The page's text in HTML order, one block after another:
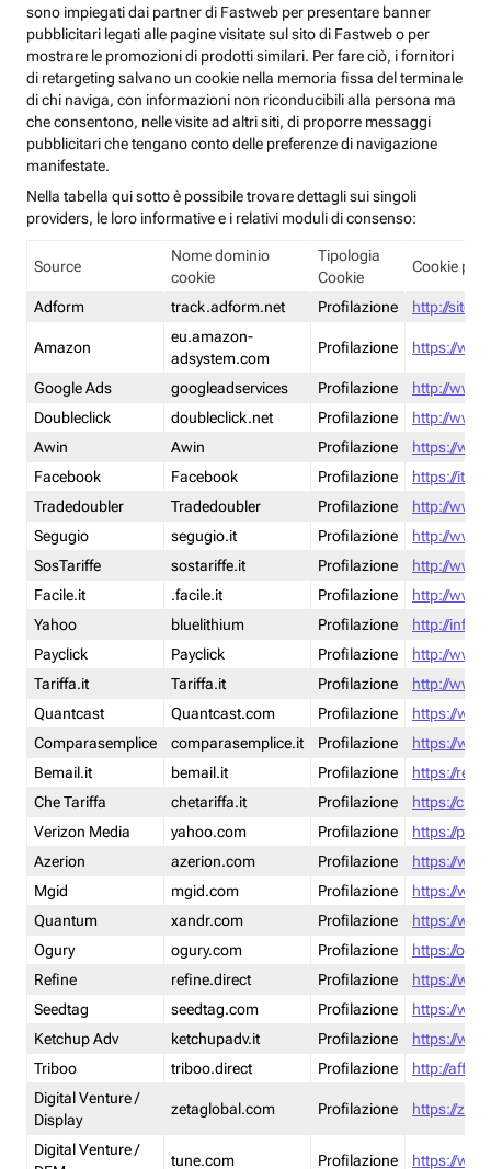
sono impiegati dai partner di Fastweb per presentare banner
pubblicitari legati alle pagine visitate sul sito di Fastweb o per
mostrare le promozioni di prodotti similari. Per fare ciò, i fornitori
di retargeting salvano un cookie nella memoria fissa del terminale
di chi naviga, con informazioni non riconducibili alla persona ma
che consentono, nelle visite ad altri siti, di proporre messaggi
pubblicitari che tengano conto delle preferenze di navigazione
manifestate.
Nella tabella qui sotto è possibile trovare dettagli sui singoli
providers, le loro informative e i relativi moduli di consenso:
Source
Nome dominio
cookie
Tipologia
Cookie
Cookie
Adform track.adform.net Profilazione http://
Amazon
eu.amazon-
adsystem.com
Profilazione https://
Google Ads googleadservices Profilazione
http://
Doubleclick
doubleclick.net Profilazione
http://
Awin
Awin Profilazione
https://
Facebook
Facebook Profilazione
https://it-
Tradedoubler
Tradedoubler Profilazione
http://
Segugio
segugio.it Profilazione
http://
SosTariffe
sostariffe.it Profilazione
http://
Facile.it
.facile.it Profilazione
http://
Yahoo
bluelithium Profilazione
http://
Payclick
Payclick Profilazione
http://
Tariffa.it
Tariffa.it Profilazione
http://
Quantcast
Quantcast.com Profilazione
https://
Comparasemplice
comparasemplice.it Profilazione
https://
Bemail.it
bemail.it Profilazione
https://
Che Tariffa
chetariffa.it Profilazione
https://
Verizon Media
yahoo.com Profilazione
https://
Azerion
azerion.com Profilazione
https://
Mgid
mgid.com Profilazione
https://
Quantum
xandr.com Profilazione
https://
Ogury
ogury.com Profilazione
https://
Refine
refine.direct Profilazione
https://
Seedtag
seedtag.com Profilazione
https://
Ketchup Adv
ketchupadv.it Profilazione
https://
Triboo
triboo.direct Profilazione
http://
Digital Venture /
Display
zetaglobal.com Profilazione https://
Digital Venture /
tune.com Profilazione https://